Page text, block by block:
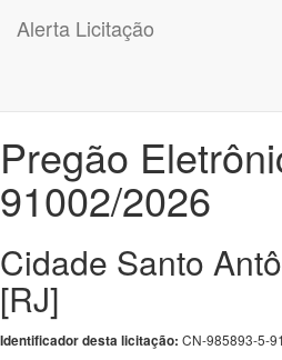
Alerta Licitação
Pregão
91002/2026
Cidade Santo
[RJ]
Identificador desta licitação: CN-985893-5-